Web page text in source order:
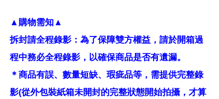
▲購物需知▲
拆封請全程錄影：為了保障雙方權益，請於開箱過
程中務必全程錄影，以確保商品是否有遺漏。
＊商品有誤、數量短缺、瑕疵品等，需提供完整錄
影(從外包裝紙箱未開封的完整狀態開始拍攝，才算